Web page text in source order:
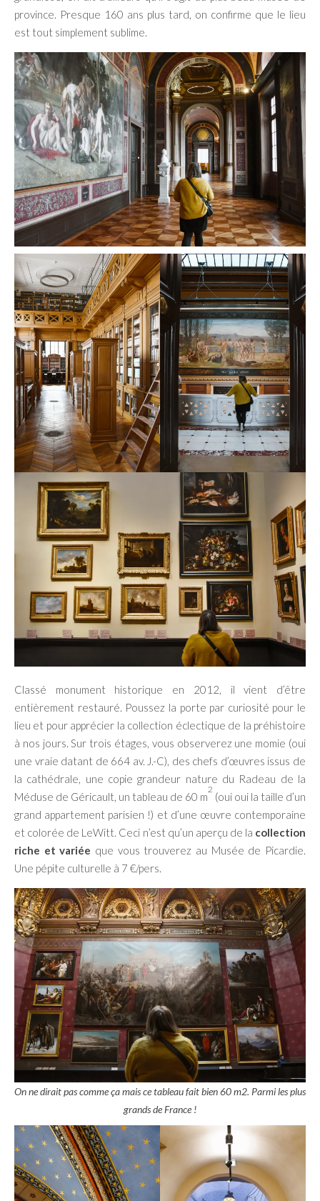
province. Presque 160 ans plus tard, on confirme que le lieu
est tout simplement sublime.
Classé monument historique en 2012, il vient d’être
entièrement restauré. Poussez la porte par curiosité pour le
lieu et pour apprécier la collection éclectique de la préhistoire
à nos jours. Sur trois étages, vous observerez une momie (oui
une vraie datant de 664 av. J.-C), des chefs d’œuvres issus de
la cathédrale, une copie grandeur nature du Radeau de la
Méduse de Géricault, un tableau de 60 m
2
(oui oui la taille d’un
grand appartement parisien !) et d’une œuvre contemporaine
et colorée de LeWitt. Ceci n’est qu’un aperçu de la collection
riche et variée que vous trouverez au Musée de Picardie.
Une pépite culturelle à 7 €/pers.
On ne dirait pas comme ça mais ce tableau fait bien 60 m2. Parmi les plus
grands de France !